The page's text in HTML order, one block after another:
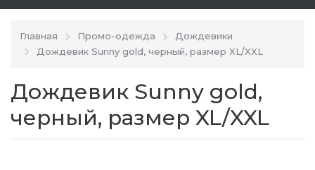
Главная Промо-одежда
Дождевики
Дождевик Sunny gold, черный, размер XL/XXL
Дождевик Sunny gold,
черный, размер XL/XXL